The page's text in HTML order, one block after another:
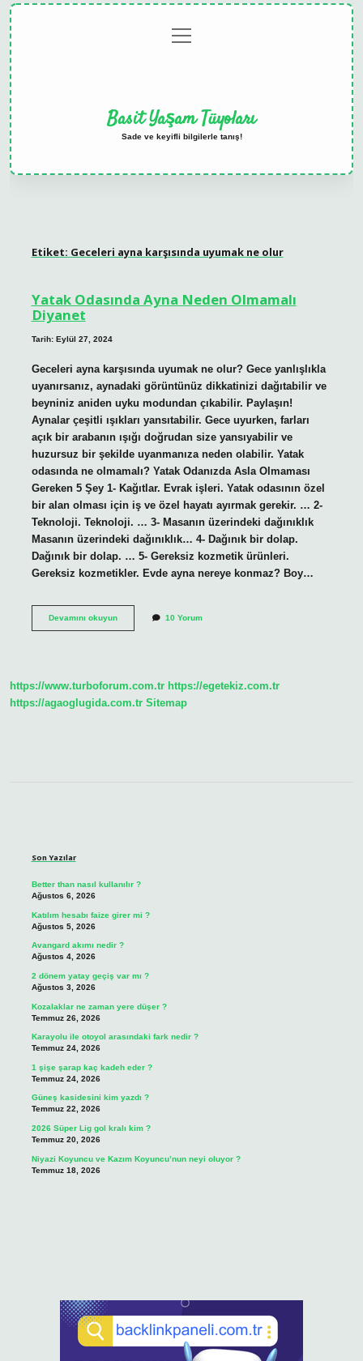
menüyü
aç
Basit Yaşam Tüyoları
Sade ve keyifli bilgilerle tanış!
Etiket: Geceleri ayna karşısında uyumak ne olur
Yatak Odasında Ayna Neden Olmamalı
Diyanet
Tarih: Eylül 27, 2024
Geceleri ayna karşısında uyumak ne olur? Gece yanlışlıkla
uyanırsanız, aynadaki görüntünüz dikkatinizi dağıtabilir ve
beyniniz aniden uyku modundan çıkabilir. Paylaşın!
Aynalar çeşitli ışıkları yansıtabilir. Gece uyurken, farları
açık bir arabanın ışığı doğrudan size yansıyabilir ve
huzursuz bir şekilde uyanmanıza neden olabilir. Yatak
odasında ne olmamalı? Yatak Odanızda Asla Olmaması
Gereken 5 Şey 1- Kağıtlar. Evrak işleri. Yatak odasının özel
bir alan olması için iş ve özel hayatı ayırmak gerekir. … 2-
Teknoloji. Teknoloji. … 3- Masanın üzerindeki dağınıklık
Masanın üzerindeki dağınıklık… 4- Dağınık bir dolap.
Dağınık bir dolap. … 5- Gereksiz kozmetik ürünleri.
Gereksiz kozmetikler. Evde ayna nereye konmaz? Boy…
Devamını okuyunYatak
10 Yorum
https://www.turboforum.com.tr https://egetekiz.com.tr
https://agaoglugida.com.tr Sitemap
Son Yazılar
Better than nasıl kullanılır ?
Ağustos 6, 2026
Katılım hesabı faize girer mi ?
Ağustos 5, 2026
Avangard akımı nedir ?
Ağustos 4, 2026
2 dönem yatay geçiş var mı ?
Ağustos 3, 2026
Kozalaklar ne zaman yere düşer ?
Temmuz 26, 2026
Karayolu ile otoyol arasındaki fark nedir ?
Temmuz 24, 2026
1 şişe şarap kaç kadeh eder ?
Temmuz 24, 2026
Güneş kasidesini kim yazdı ?
Temmuz 22, 2026
2026 Süper Lig gol kralı kim ?
Temmuz 20, 2026
Niyazi Koyuncu ve Kazım Koyuncu’nun neyi oluyor ?
Temmuz 18, 2026